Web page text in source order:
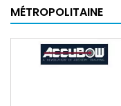
MÉTROPOLITAINE